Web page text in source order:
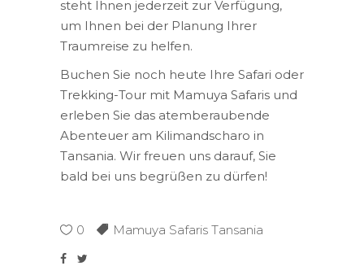
steht Ihnen jederzeit zur Verfügung,
um Ihnen bei der Planung Ihrer
Traumreise zu helfen.
Buchen Sie noch heute Ihre Safari oder
Trekking-Tour mit Mamuya Safaris und
erleben Sie das atemberaubende
Abenteuer am Kilimandscharo in
Tansania. Wir freuen uns darauf, Sie
bald bei uns begrüßen zu dürfen!
0 Mamuya Safaris Tansania